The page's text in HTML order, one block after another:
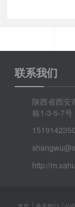
联系我们
陕西省西安
栋1-3-5-7号
http://